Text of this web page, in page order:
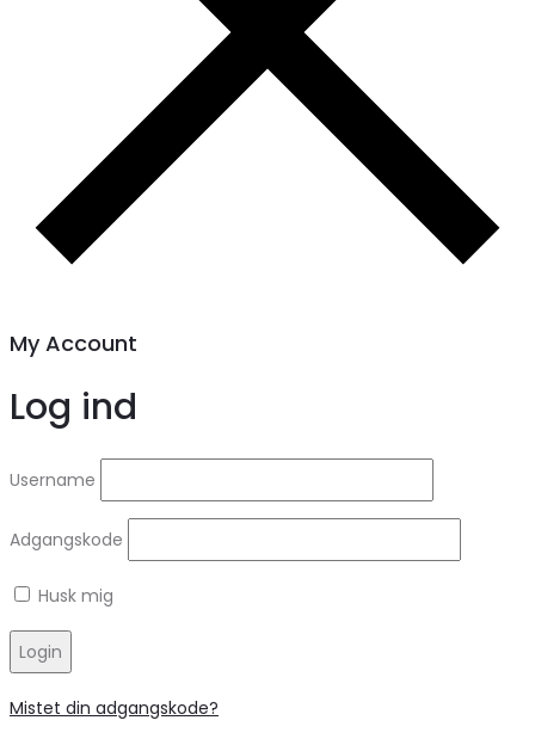
My Account
Log ind
Username
Adgangskode
Husk mig
Login
Mistet din adgangskode?